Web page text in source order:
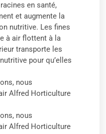
en santé,
et augmente la
nutritive. Les fines
à air flottent à la
transporte les
pour qu’elles
nous
Alfred Horticulture
nous
Alfred Horticulture